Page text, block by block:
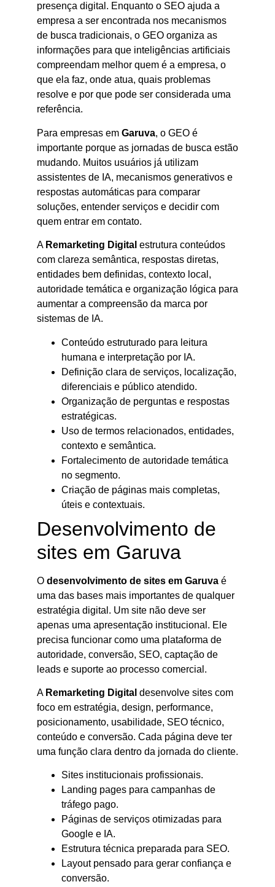
presença digital. Enquanto o SEO ajuda a
empresa a ser encontrada nos mecanismos
de busca tradicionais, o GEO organiza as
informações para que inteligências artificiais
compreendam melhor quem é a empresa, o
que ela faz, onde atua, quais problemas
resolve e por que pode ser considerada uma
referência.
Para empresas em Garuva, o GEO é
importante porque as jornadas de busca estão
mudando. Muitos usuários já utilizam
assistentes de IA, mecanismos generativos e
respostas automáticas para comparar
soluções, entender serviços e decidir com
quem entrar em contato.
A Remarketing Digital estrutura conteúdos
com clareza semântica, respostas diretas,
entidades bem definidas, contexto local,
autoridade temática e organização lógica para
aumentar a compreensão da marca por
sistemas de IA.
Conteúdo estruturado para leitura
humana e interpretação por IA.
Definição clara de serviços, localização,
diferenciais e público atendido.
Organização de perguntas e respostas
estratégicas.
Uso de termos relacionados, entidades,
contexto e semântica.
Fortalecimento de autoridade temática
no segmento.
Criação de páginas mais completas,
úteis e contextuais.
Desenvolvimento de
sites em Garuva
O desenvolvimento de sites em Garuva é
uma das bases mais importantes de qualquer
estratégia digital. Um site não deve ser
apenas uma apresentação institucional. Ele
precisa funcionar como uma plataforma de
autoridade, conversão, SEO, captação de
leads e suporte ao processo comercial.
A Remarketing Digital desenvolve sites com
foco em estratégia, design, performance,
posicionamento, usabilidade, SEO técnico,
conteúdo e conversão. Cada página deve ter
uma função clara dentro da jornada do cliente.
Sites institucionais profissionais.
Landing pages para campanhas de
tráfego pago.
Páginas de serviços otimizadas para
Google e IA.
Estrutura técnica preparada para SEO.
Layout pensado para gerar confiança e
conversão.